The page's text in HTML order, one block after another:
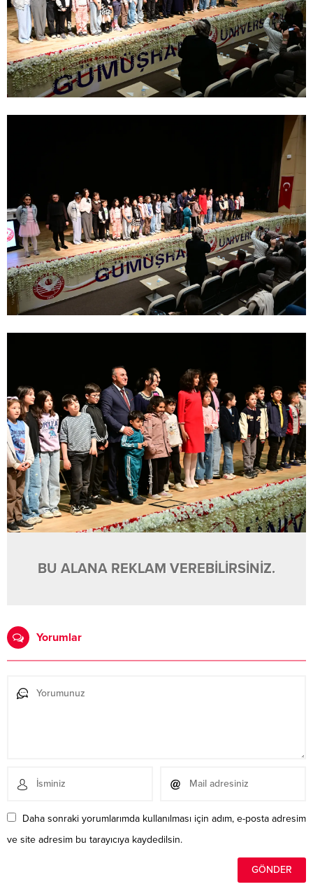
BU ALANA REKLAM VEREBİLİRSİNİZ.
Yorumlar
Daha sonraki yorumlarımda kullanılması için adım, e-posta adresim
ve site adresim bu tarayıcıya kaydedilsin.